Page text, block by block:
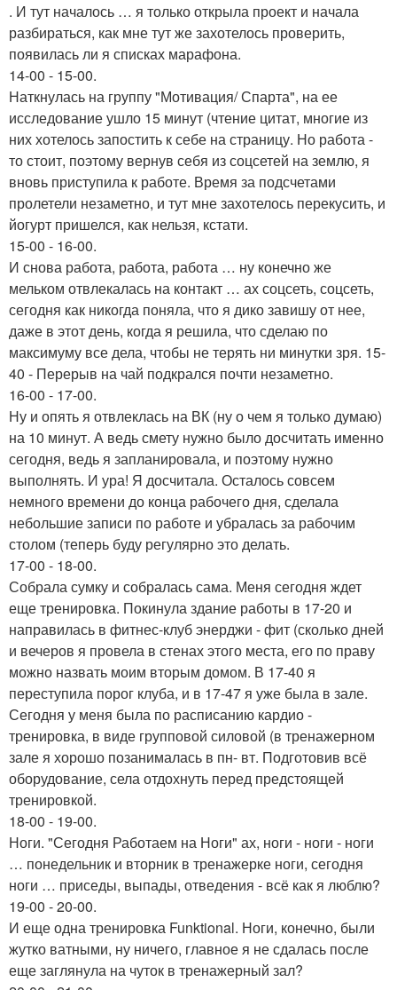
. И тут началось … я только открыла проект и начала
разбираться, как мне тут же захотелось проверить,
появилась ли я списках марафона.
14-00 - 15-00.
Наткнулась на группу "Мотивация/ Спарта", на ее
исследование ушло 15 минут (чтение цитат, многие из
них хотелось запостить к себе на страницу. Но работа -
то стоит, поэтому вернув себя из соцсетей на землю, я
вновь приступила к работе. Время за подсчетами
пролетели незаметно, и тут мне захотелось перекусить, и
йогурт пришелся, как нельзя, кстати.
15-00 - 16-00.
И снова работа, работа, работа … ну конечно же
мельком отвлекалась на контакт … ах соцсеть, соцсеть,
сегодня как никогда поняла, что я дико завишу от нее,
даже в этот день, когда я решила, что сделаю по
максимуму все дела, чтобы не терять ни минутки зря. 15-
40 - Перерыв на чай подкрался почти незаметно.
16-00 - 17-00.
Ну и опять я отвлеклась на ВК (ну о чем я только думаю)
на 10 минут. А ведь смету нужно было досчитать именно
сегодня, ведь я запланировала, и поэтому нужно
выполнять. И ура! Я досчитала. Осталось совсем
немного времени до конца рабочего дня, сделала
небольшие записи по работе и убралась за рабочим
столом (теперь буду регулярно это делать.
17-00 - 18-00.
Собрала сумку и собралась сама. Меня сегодня ждет
еще тренировка. Покинула здание работы в 17-20 и
направилась в фитнес-клуб энерджи - фит (сколько дней
и вечеров я провела в стенах этого места, его по праву
можно назвать моим вторым домом. В 17-40 я
переступила порог клуба, и в 17-47 я уже была в зале.
Сегодня у меня была по расписанию кардио -
тренировка, в виде групповой силовой (в тренажерном
зале я хорошо позанималась в пн- вт. Подготовив всё
оборудование, села отдохнуть перед предстоящей
тренировкой.
18-00 - 19-00.
Ноги. "Сегодня Работаем на Ноги" ах, ноги - ноги - ноги
… понедельник и вторник в тренажерке ноги, сегодня
ноги … приседы, выпады, отведения - всё как я люблю?
19-00 - 20-00.
И еще одна тренировка Funktional. Ноги, конечно, были
жутко ватными, ну ничего, главное я не сдалась после
еще заглянула на чуток в тренажерный зал?